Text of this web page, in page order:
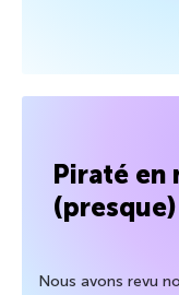
Piraté en
Nous avons revu